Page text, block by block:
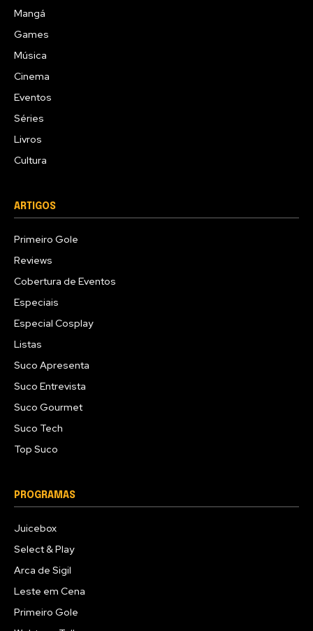
Mangá
Games
Música
Cinema
Eventos
Séries
Livros
Cultura
ARTIGOS
Primeiro Gole
Reviews
Cobertura de Eventos
Especiais
Especial Cosplay
Listas
Suco Apresenta
Suco Entrevista
Suco Gourmet
Suco Tech
Top Suco
PROGRAMAS
Juicebox
Select & Play
Arca de Sigil
Leste em Cena
Primeiro Gole